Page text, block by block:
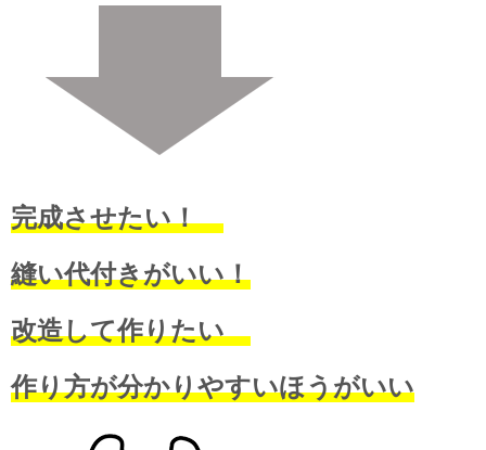
完成させたい！
縫い代付きがいい！
改造して作りたい
作り方が分かりやすいほうがいい